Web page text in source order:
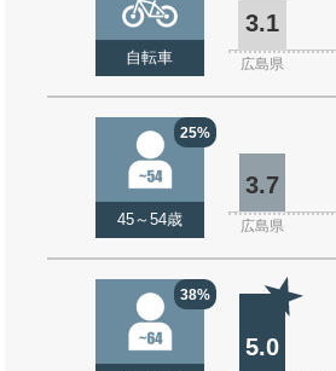
自転車
3.1
広島県
25%
45～54歳
3.7
広島県
38%
5.0